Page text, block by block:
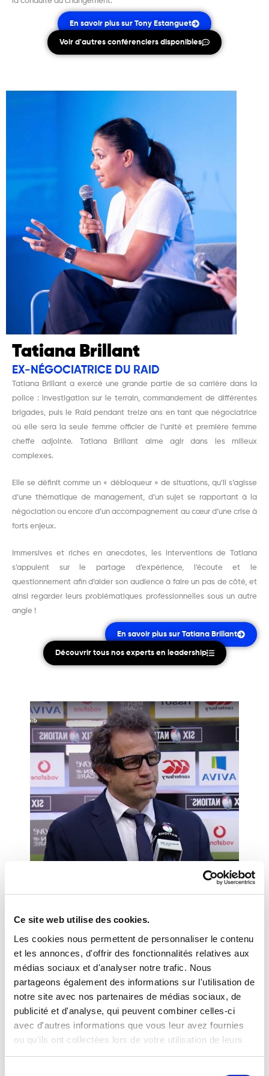
Ce site web utilise des cookies.
Les cookies nous permettent de personnaliser le contenu
et les annonces, d'offrir des fonctionnalités relatives aux
médias sociaux et d'analyser notre trafic. Nous
partageons également des informations sur l'utilisation de
notre site avec nos partenaires de médias sociaux, de
publicité et d'analyse, qui peuvent combiner celles-ci
avec d'autres informations que vous leur avez fournies
ou qu'ils ont collectées lors de votre utilisation de leurs
services.
En savoir plus sur Tony Estanguet
Voir d'autres conférenciers disponibles
Tatiana Brillant
EX-NÉGOCIATRICE DU RAID
Tatiana Brillant a exercé une grande partie de sa carrière dans la
police : investigation sur le terrain, commandement de différentes
brigades, puis le Raid pendant treize ans en tant que négociatrice
où elle sera la seule femme officier de l’unité et première femme
cheffe adjointe. Tatiana Brillant aime agir dans les milieux
complexes.
Elle se définit comme un « débloqueur » de situations, qu’il s’agisse
d’une thématique de management, d’un sujet se rapportant à la
négociation ou encore d’un accompagnement au cœur d’une crise à
forts enjeux.
Immersives et riches en anecdotes, les interventions de Tatiana
s’appuient sur le partage d’expérience, l’écoute et le
questionnement afin d’aider son audience à faire un pas de côté, et
ainsi regarder leurs problématiques professionnelles sous un autre
angle !
En savoir plus sur Tatiana Brillant
Découvrir tous nos experts en leadership
FRANCE DE RUGBY
Expérimenté, stratège et charismatique, Fabien Galthié est un
orateur de haut niveau et un entraîneur hors pair au palmarès
impressionnant. Sélectionneur d’une équipe de France qui a
retrouvé le plus haut niveau mondial grâce au collectif qu’il a su
sublimer, il incarne parfaitement les valeurs du leadership moderne :
vision stratégique, capacité à fédérer, gestion des individualités et
recherche de l’excellence collective.